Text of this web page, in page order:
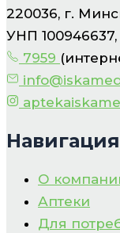
220036, г.
УНП
7959
Навигация
О
Аптеки
Для